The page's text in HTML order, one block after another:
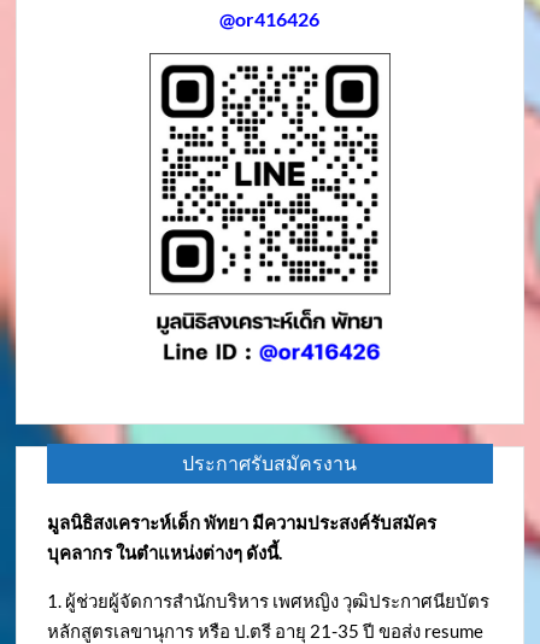
@or416426
ประกาศรับสมัครงาน
มูลนิธิสงเคราะห์เด็ก พัทยา มีความประสงค์รับสมัคร
บุคลากร ในตำแหน่งต่างๆ ดังนี้.
1. ผู้ช่วยผู้จัดการสำนักบริหาร เพศหญิง วุฒิประกาศนียบัตร
หลักสูตรเลขานุการ หรือ ป.ตรี อายุ 21-35 ปี ขอส่ง resume